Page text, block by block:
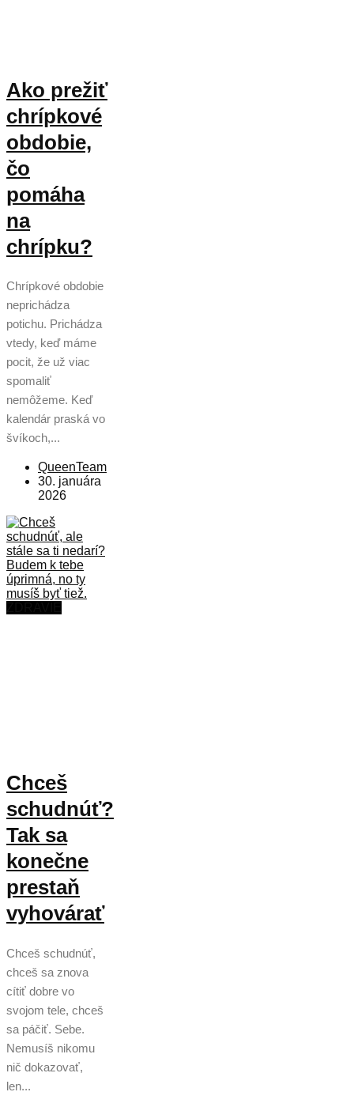
Ako prežiť
chrípkové
obdobie,
čo
pomáha
na
chrípku?
Chrípkové obdobie
neprichádza
potichu. Prichádza
vtedy, keď máme
pocit, že už viac
spomaliť
nemôžeme. Keď
kalendár praská vo
švíkoch,...
QueenTeam
30. januára
2026
Chceš
schudnúť?
Tak sa
konečne
prestaň
vyhovárať
Chceš schudnúť,
chceš sa znova
cítiť dobre vo
svojom tele, chceš
sa páčiť. Sebe.
Nemusíš nikomu
nič dokazovať,
len...